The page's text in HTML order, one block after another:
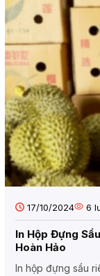
17/10/2024 6
In Hộp Đựng
Hoàn Hảo
In hộp đựng sầu